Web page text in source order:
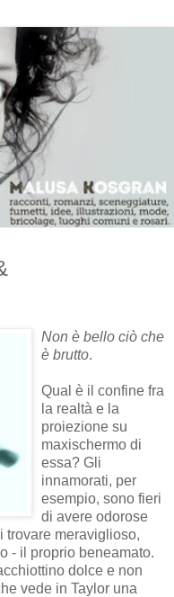
Non è bello ciò che
è brutto.
Qual è il confine fra
la realtà e la
proiezione su
maxischermo di
essa? Gli
innamorati, per
esempio, sono fieri
di avere odorose
trovare meraviglioso,
- il proprio beneamato.
dolce e non
vede in Taylor una